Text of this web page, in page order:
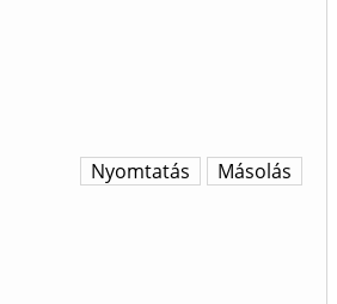
Másolás
Nyomtatás